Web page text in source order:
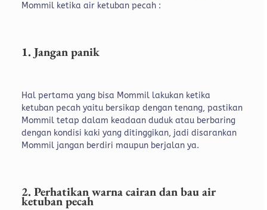
Mommil ketika air ketuban pecah :
1. Jangan panik
Hal pertama yang bisa Mommil lakukan ketika
ketuban pecah yaitu bersikap dengan tenang, pastikan
Mommil tetap dalam keadaan duduk atau berbaring
dengan kondisi kaki yang ditinggikan, jadi disarankan
Mommil jangan berdiri maupun berjalan ya.
2. Perhatikan warna cairan dan bau air
ketuban pecah